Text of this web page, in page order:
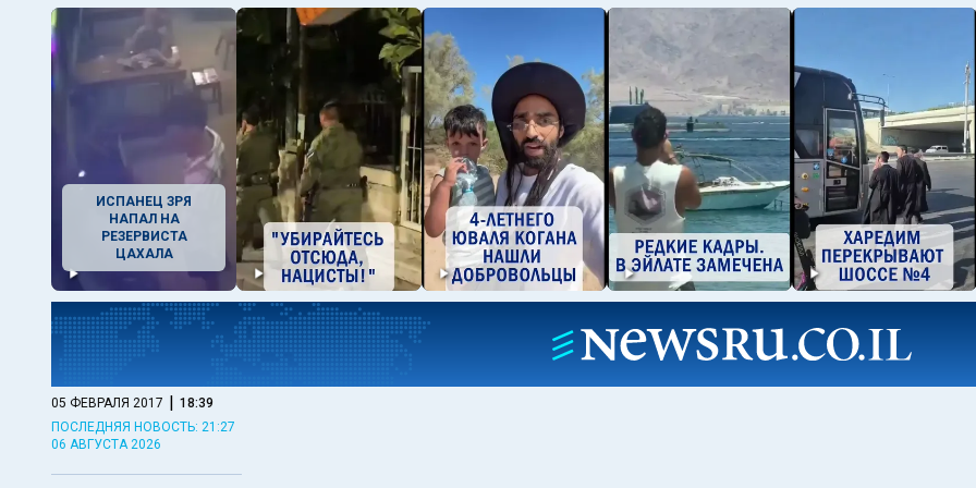
ИСПАНЕЦ ЗРЯ
НАПАЛ НА
РЕЗЕРВИСТА
ЦАХАЛА
05 ФЕВРАЛЯ 2017 | 18:39
ПОСЛЕДНЯЯ НОВОСТЬ: 21:27
06 АВГУСТА 2026